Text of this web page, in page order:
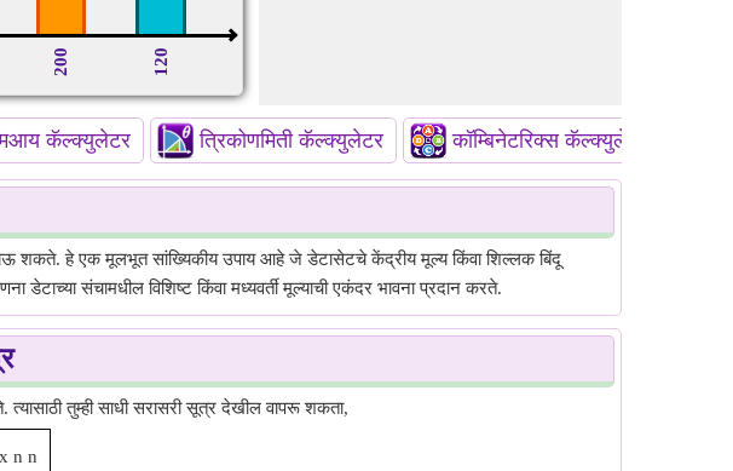
200 120
कॅल्क्युलेटर त्रिकोणमिती कॅल्क्युलेटर कॉम्बिनेटरिक्स कॅल्क्युलेटर
जाऊ शकते. हे एक मूलभूत सांख्यिकीय उपाय आहे जे डेटासेटचे केंद्रीय मूल्य किंवा शिल्लक बिंदू
संचामधील विशिष्ट किंवा मध्यवर्ती मूल्याची एकंदर भावना प्रदान करते.
तुम्ही साधी सरासरी सूत्र देखील वापरू शकता,
x n n